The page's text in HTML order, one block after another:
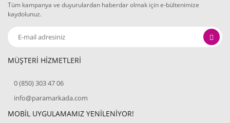
Tüm kampanya ve duyurulardan haberdar olmak için e-bültenimize
kaydolunuz.
MÜŞTERİ HİZMETLERİ
0 (850) 303 47 06
info@paramarkada.com
MOBİL UYGULAMAMIZ YENİLENİYOR!